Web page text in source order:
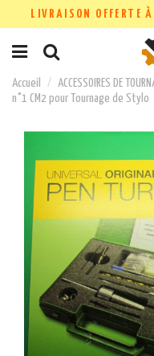
LIVRAISON OFFERTE
Accueil ACCESSOIRES DE
n°1 CM2 pour Tournage de Stylo